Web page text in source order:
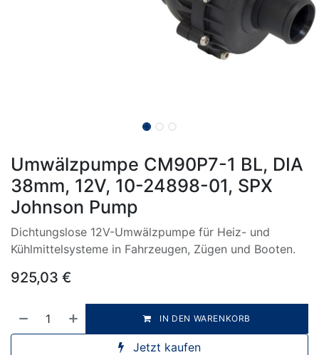
Umwälzpumpe CM90P7-1 BL, DIA
38mm, 12V, 10-24898-01, SPX
Johnson Pump
Dichtungslose 12V-Umwälzpumpe für Heiz- und
Kühlmittelsysteme in Fahrzeugen, Zügen und Booten.
925,03 €
IN DEN WARENKORB
Jetzt kaufen